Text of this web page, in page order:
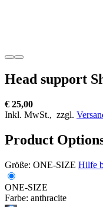
Head support
€ 25,00
Inkl. MwSt., zzgl.
Product
Größe: ONE-SIZE Hilfe
ONE-SIZE
Farbe: anthracite